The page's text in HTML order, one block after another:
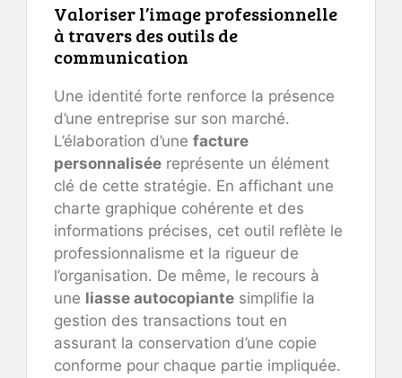
Valoriser l’image professionnelle
à travers des outils de
communication
Une identité forte renforce la présence
d’une entreprise sur son marché.
L’élaboration d’une facture
personnalisée représente un élément
clé de cette stratégie. En affichant une
charte graphique cohérente et des
informations précises, cet outil reflète le
professionnalisme et la rigueur de
l’organisation. De même, le recours à
une liasse autocopiante simplifie la
gestion des transactions tout en
assurant la conservation d’une copie
conforme pour chaque partie impliquée.